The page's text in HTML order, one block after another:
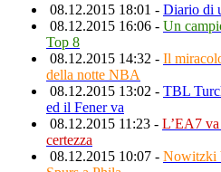
08.12.2015 18:01 - Diario di
08.12.2015 16:06 - Un
Top 8
08.12.2015 14:32 - Il
della notte NBA
08.12.2015 13:02 - TBL
ed il Fener va
08.12.2015 11:23 - L’EA7
certezza
08.12.2015 10:07 - Nowitzki